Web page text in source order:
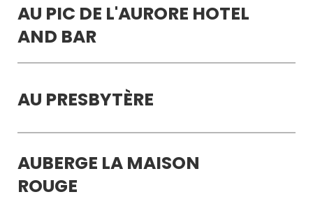
AU PIC DE L'AURORE HOTEL
AND BAR
AU PRESBYTÈRE
AUBERGE LA MAISON
ROUGE